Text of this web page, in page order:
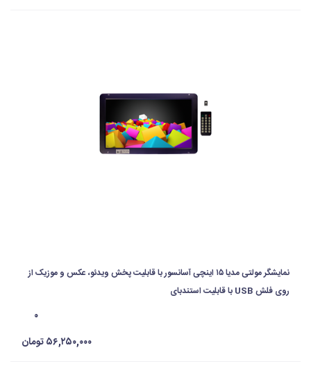
نمایشگر مولتی مدیا ۱۵ اینچی آسانسور با قابلیت پخش ویدئو، عکس و موزیک از
روی فلش USB با قابلیت استندبای
۰
۵۶,۲۵۰,۰۰۰ تومان